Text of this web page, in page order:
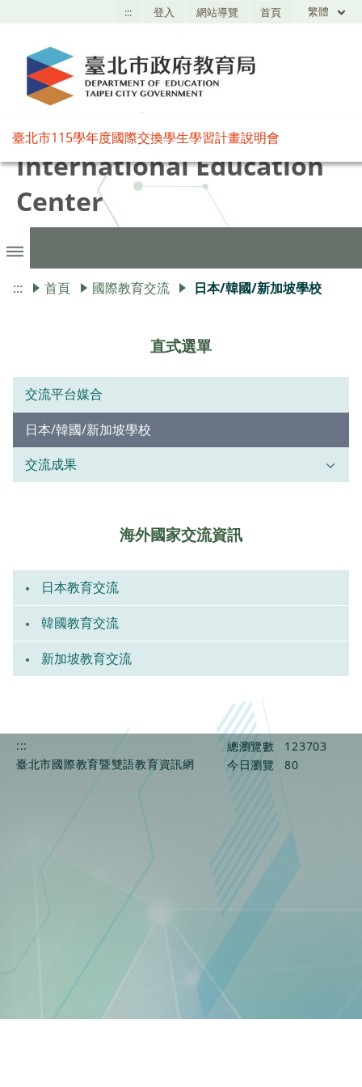
::: 登入 網站導覽 首頁 繁體
臺北市國際教育中心,Taipei
International Education
Center
臺北市115學年度國際交換學生學習計畫說明會
::: 首頁 國際教育交流 日本/韓國/新加坡學校
直式選單
交流平台媒合
日本/韓國/新加坡學校
交流成果
海外國家交流資訊
日本教育交流
韓國教育交流
新加坡教育交流
:::
臺北市國際教育暨雙語教育資訊網
總瀏覽數
123703
今日瀏覽
80